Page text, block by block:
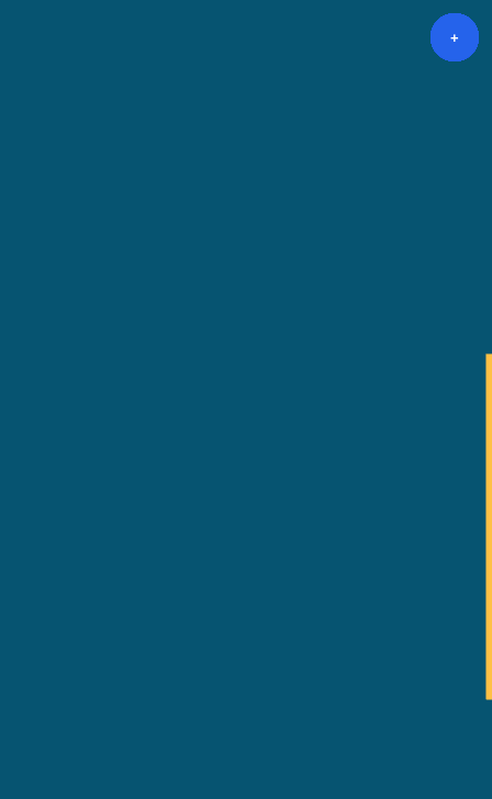
+
+
+
+
+
+
+
+
+
+
+
+
+
+
+
+
+
+
+
+
+
+
+